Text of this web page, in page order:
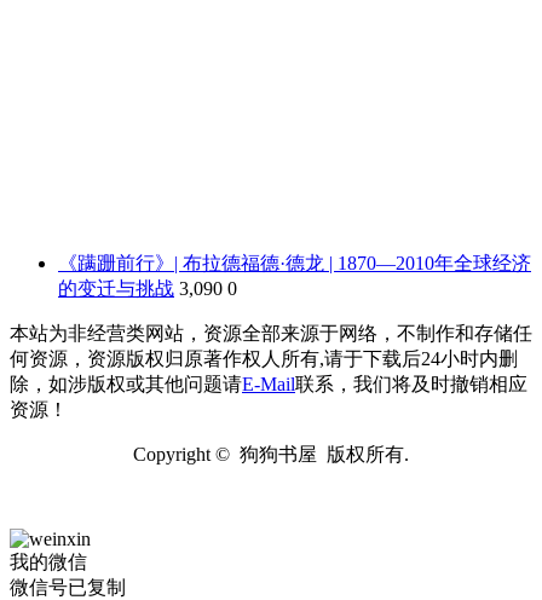
《蹒跚前行》| 布拉德福德·德龙 | 1870—2010年全球经济
的变迁与挑战 3,090 0
本站为非经营类网站，资源全部来源于网络，不制作和存储任
何资源，资源版权归原著作权人所有,请于下载后24小时内删
除，如涉版权或其他问题请E-Mail联系，我们将及时撤销相应
资源！
Copyright © 狗狗书屋 版权所有.
我的微信
微信号已复制